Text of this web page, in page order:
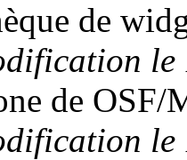
de
le
de OSF/
le